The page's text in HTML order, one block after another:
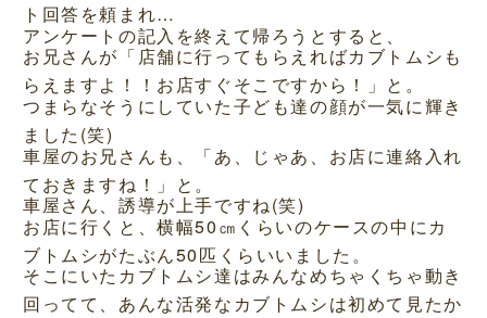
ト回答を頼まれ…
アンケートの記入を終えて帰ろうとすると、
お兄さんが「店舗に行ってもらえればカブトムシも
らえますよ！！お店すぐそこですから！」と。
つまらなそうにしていた子ども達の顔が一気に輝き
ました(笑)
車屋のお兄さんも、「あ、じゃあ、お店に連絡入れ
ておきますね！」と。
車屋さん、誘導が上手ですね(笑)
お店に行くと、横幅50㎝くらいのケースの中にカ
ブトムシがたぶん50匹くらいいました。
そこにいたカブトムシ達はみんなめちゃくちゃ動き
回ってて、あんな活発なカブトムシは初めて見たか